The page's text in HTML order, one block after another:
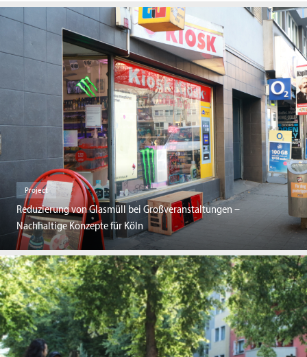
Project
Reduzierung von Glasmüll bei Großveranstaltungen –
Nachhaltige Konzepte für Köln